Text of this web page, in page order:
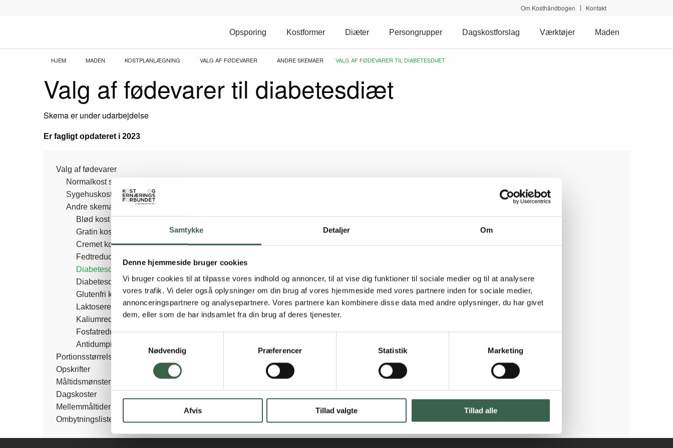
Samtykke Detaljer Om
Denne hjemmeside bruger cookies
Vi bruger cookies til at tilpasse vores indhold og annoncer, til at vise dig funktioner til sociale medier og til at analysere
vores trafik. Vi deler også oplysninger om din brug af vores hjemmeside med vores partnere inden for sociale medier,
annonceringspartnere og analysepartnere. Vores partnere kan kombinere disse data med andre oplysninger, du har givet
dem, eller som de har indsamlet fra din brug af deres tjenester.
Nødvendig
Præferencer Statistik Marketing
Afvis Tillad valgte Tillad alle
Om Kosthåndbogen Kontakt
Opsporing Kostformer Diæter Persongrupper Dagskostforslag Værktøjer Maden
Brødkrumme
HJEM MADEN KOSTPLANLÆGNING VALG AF FØDEVARER ANDRE SKEMAER CURRENT:
VALG AF FØDEVARER TIL DIABETESDIÆT
Valg af fødevarer til diabetesdiæt
Skema er under udarbejdelse
Er fagligt opdateret i 2023
Side
menu
Valg af fødevarer
Normalkost skemaer
Sygehuskost skemaer
Andre skemaer
Blød kost
Gratin kost
Cremet kost
Fedtreduceret diæt (MCT-kost)
Diabetesdiæt
Diabetesdiæt ved dyslipidæmi
Glutenfri kost
Laktosereduceret diæt
Kaliumreduceret diæt
Fosfatreduceret diæt
Antidumping
Portionsstørrelser
Opskrifter
Måltidsmønster
Dagskoster
Mellemmåltider
Ombytningslister